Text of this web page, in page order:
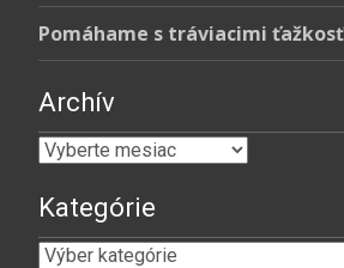
Pomáhame s tráviacimi
Archív
Archív
Kategórie
Kategórie